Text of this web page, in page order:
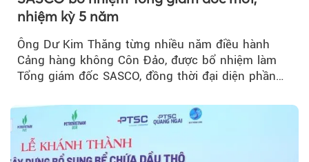
nhiệm kỳ 5 năm
Ông Dư Kim Thăng từng nhiều năm điều hành
Cảng hàng không Côn Đảo, được bổ nhiệm làm
Tổng giám đốc SASCO, đồng thời đại diện phần